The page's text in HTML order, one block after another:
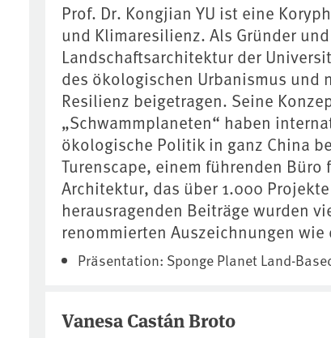
Prof. Dr. Kongjian YU ist eine
und Klimaresilienz. Als Gründer
Landschaftsarchitektur der
des ökologischen Urbanismus und
Resilienz beigetragen. Seine
„Schwammplaneten“ haben
ökologische Politik in ganz China
Turenscape, einem führenden
Architektur, das über 1.000
herausragenden Beiträge wurden
renommierten Auszeichnungen
Präsentation: Sponge Planet Land-
Vanesa Castán Broto